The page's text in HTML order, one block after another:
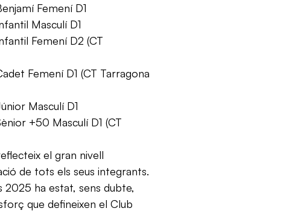
Femení D1
Masculí D1
Femení D2 (CT
Femení D1 (CT Tarragona
Masculí D1
+50 Masculí D1 (CT
el gran nivell
de tots els seus integrants.
2025 ha estat, sens dubte,
que defineixen el Club